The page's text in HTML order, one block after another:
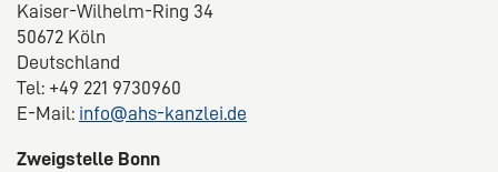
Kaiser-Wilhelm-Ring 34
50672 Köln
Deutschland
Tel: +49 221 9730960
E-Mail: info@ahs-kanzlei.de
Zweigstelle Bonn